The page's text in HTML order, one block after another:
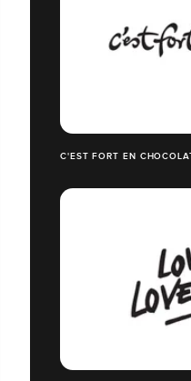
C'EST FORT EN